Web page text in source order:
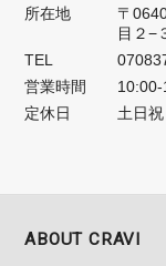
所在地
〒
目２−
TEL
営業時間
定休日
土日祝
ABOUT CRAVI